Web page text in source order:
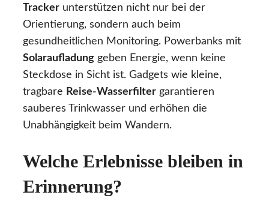
Tracker unterstützen nicht nur bei der
Orientierung, sondern auch beim
gesundheitlichen Monitoring. Powerbanks mit
Solaraufladung geben Energie, wenn keine
Steckdose in Sicht ist. Gadgets wie kleine,
tragbare Reise-Wasserfilter garantieren
sauberes Trinkwasser und erhöhen die
Unabhängigkeit beim Wandern.
Welche Erlebnisse bleiben in
Erinnerung?